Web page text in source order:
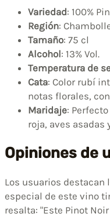
Variedad: 100%
Región:
Tamaño: 75 cl
Alcohol: 13% Vol.
Temperatura de
Cata: Color rubí
notas florales,
Maridaje:
roja, aves asadas
Opiniones de
Los usuarios destacan
especial de este vino
resalta: "Este Pinot